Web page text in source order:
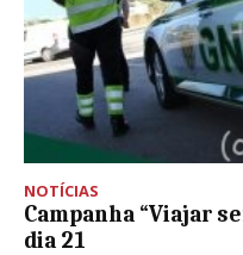
NOTÍCIAS
Campanha “Viajar
dia 21